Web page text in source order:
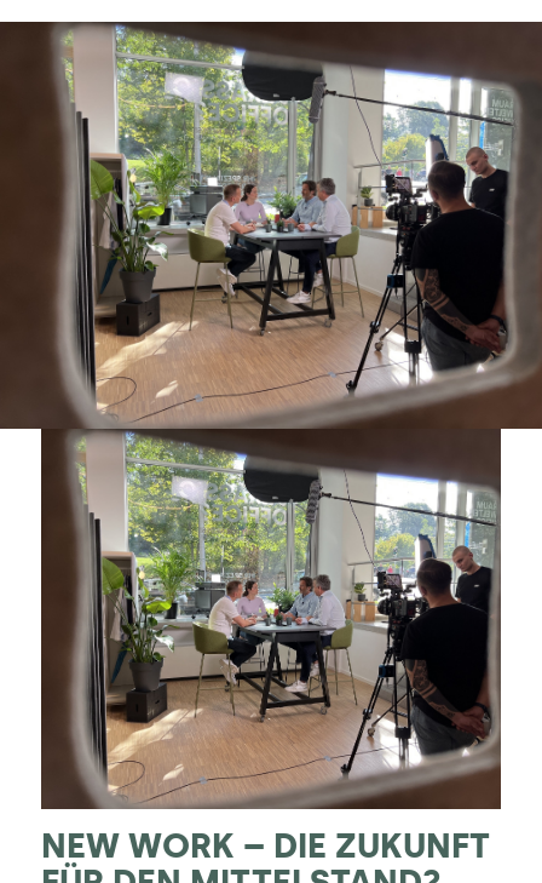
NEW WORK – DIE ZUKUNFT